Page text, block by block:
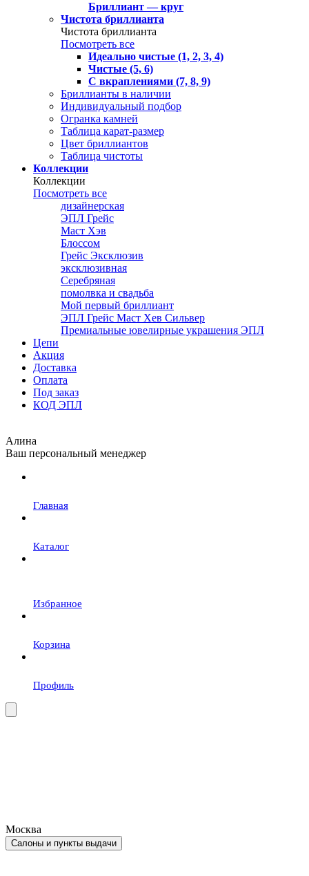
Бриллиант — круг
Чистота бриллианта
Чистота бриллианта
Посмотреть все
Идеально чистые (1, 2, 3, 4)
Чистые (5, 6)
С вкраплениями (7, 8, 9)
Бриллианты в наличии
Индивидуальный подбор
Огранка камней
Таблица карат-размер
Цвет бриллиантов
Таблица чистоты
Коллекции
Коллекции
Посмотреть все
дизайнерская
ЭПЛ Грейс
Маст Хэв
Блоссом
Грейс Эксклюзив
эксклюзивная
Серебряная
помолвка и свадьба
Мой первый бриллиант
ЭПЛ Грейс Маст Хев Сильвер
Премиальные ювелирные украшения ЭПЛ
Цепи
Акция
Доставка
Оплата
Под заказ
КОД ЭПЛ
Алина
Ваш персональный менеджер
Главная
Каталог
Избранное
Корзина
Профиль
Москва
Салоны и пункты выдачи